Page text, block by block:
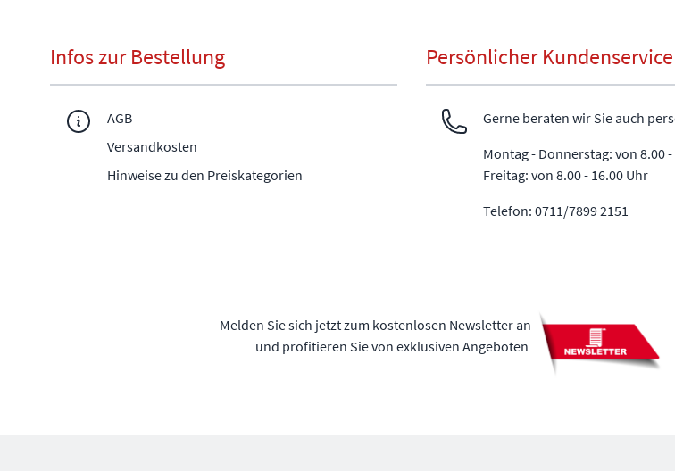
Infos zur Bestellung
AGB
Versandkosten
Hinweise zu den Preiskategorien
Persönlicher Kundenservice
Gerne beraten wir Sie auch
Montag - Donnerstag: von 8.00
Freitag: von 8.00 - 16.00 Uhr
Telefon: 0711/7899 2151
Melden Sie sich jetzt zum kostenlosen Newsletter an
und profitieren Sie von exklusiven Angeboten